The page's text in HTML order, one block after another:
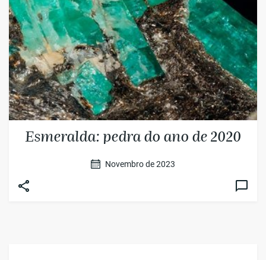
Esmeralda: pedra do ano de 2020
Novembro de 2023